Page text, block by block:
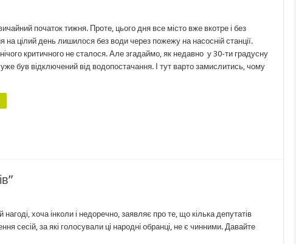
початок тижня. Проте, цього дня все місто вже вкотре і без
на цілий день лишилося без води через пожежу на насосній станції.
критичного не сталося. Але згадаймо, як недавно у 30-ти градусну
був відключений від водопостачання. І тут варто замислитись, чому
хоча інколи і недоречно, заявляє про те, що кілька депутатів
сесій, за які голосували ці народні обранці, не є чинними. Давайте